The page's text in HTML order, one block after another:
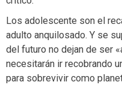
Los adolescente son el
adulto anquilosado. Y se
del futuro no dejan de ser
necesitarán ir recobrando
para sobrevivir como